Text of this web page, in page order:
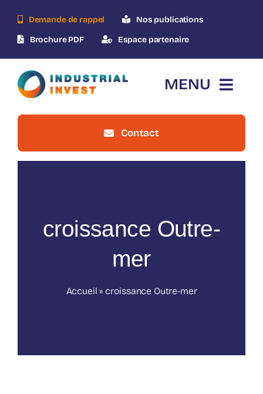
content
Demande de rappel
Nos publications
Brochure PDF
Espace partenaire
MENU
Nos publications
Contact
croissance Outre-
mer
Accueil » croissance Outre-mer